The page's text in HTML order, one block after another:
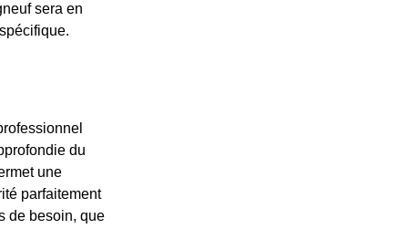
sera en
du
une
parfaitement
de besoin, que